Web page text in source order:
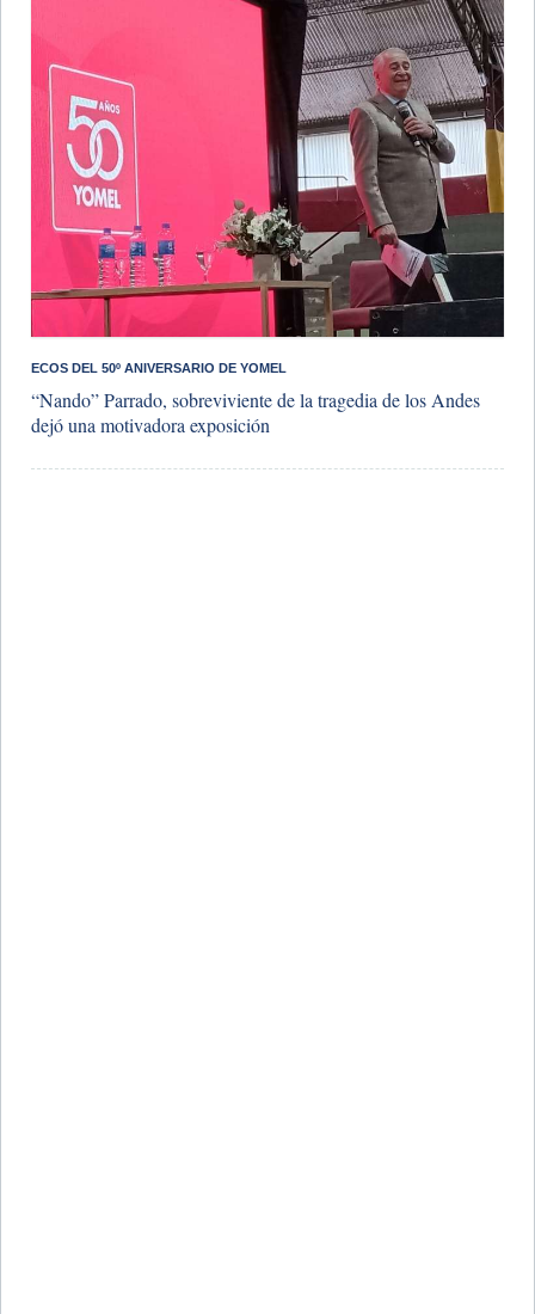
​ECOS DEL 50º ANIVERSARIO DE YOMEL
“Nando” Parrado, sobreviviente de la tragedia de los Andes
dejó una motivadora exposición